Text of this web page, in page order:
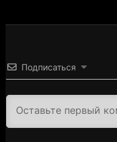
Подписаться